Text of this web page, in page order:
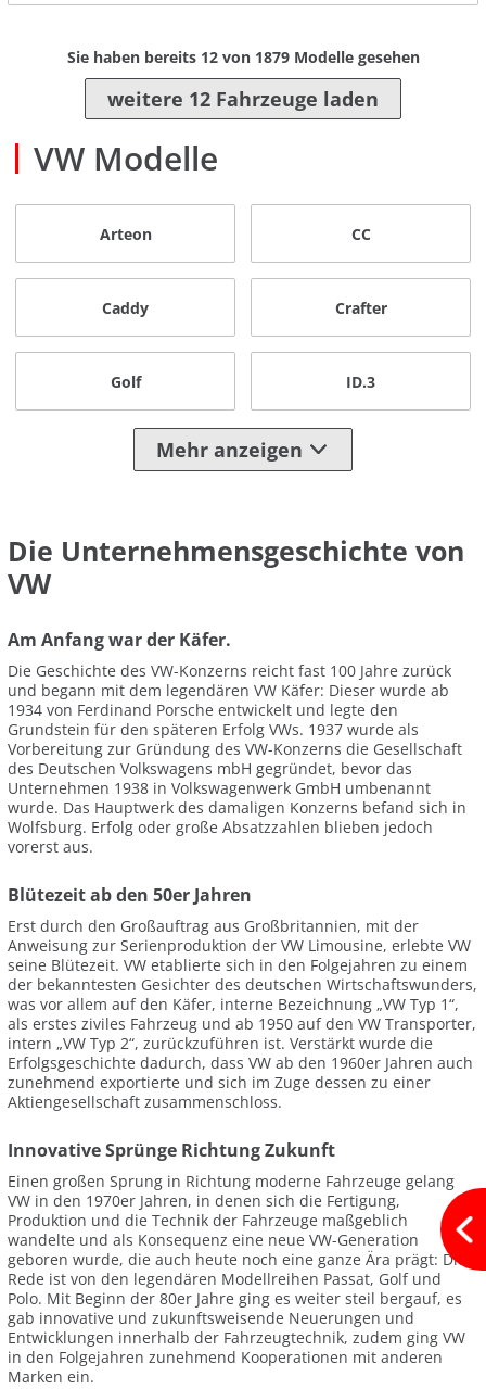
Sie haben bereits 12von 1879Modelle gesehen
weitere 12 Fahrzeuge laden
VW Modelle
Arteon CC
Caddy Crafter
Golf ID.3
Mehr anzeigen
Die Unternehmensgeschichte von
VW
Am Anfang war der Käfer.
Die Geschichte des VW-Konzerns reicht fast 100 Jahre zurück
und begann mit dem legendären VW Käfer: Dieser wurde ab
1934 von Ferdinand Porsche entwickelt und legte den
Grundstein für den späteren Erfolg VWs. 1937 wurde als
Vorbereitung zur Gründung des VW-Konzerns die Gesellschaft
des Deutschen Volkswagens mbH gegründet, bevor das
Unternehmen 1938 in Volkswagenwerk GmbH umbenannt
wurde. Das Hauptwerk des damaligen Konzerns befand sich in
Wolfsburg. Erfolg oder große Absatzzahlen blieben jedoch
vorerst aus.
Blütezeit ab den 50er Jahren
Erst durch den Großauftrag aus Großbritannien, mit der
Anweisung zur Serienproduktion der VW Limousine, erlebte VW
seine Blütezeit. VW etablierte sich in den Folgejahren zu einem
der bekanntesten Gesichter des deutschen Wirtschaftswunders,
was vor allem auf den Käfer, interne Bezeichnung „VW Typ 1“,
als erstes ziviles Fahrzeug und ab 1950 auf den VW Transporter,
intern „VW Typ 2“, zurückzuführen ist. Verstärkt wurde die
Erfolgsgeschichte dadurch, dass VW ab den 1960er Jahren auch
zunehmend exportierte und sich im Zuge dessen zu einer
Aktiengesellschaft zusammenschloss.
Innovative Sprünge Richtung Zukunft
Einen großen Sprung in Richtung moderne Fahrzeuge gelang
VW in den 1970er Jahren, in denen sich die Fertigung,
Produktion und die Technik der Fahrzeuge maßgeblich
wandelte und als Konsequenz eine neue VW-Generation
geboren wurde, die auch heute noch eine ganze Ära prägt: Die
Rede ist von den legendären Modellreihen Passat, Golf und
Polo. Mit Beginn der 80er Jahre ging es weiter steil bergauf, es
gab innovative und zukunftsweisende Neuerungen und
Entwicklungen innerhalb der Fahrzeugtechnik, zudem ging VW
in den Folgejahren zunehmend Kooperationen mit anderen
Marken ein.